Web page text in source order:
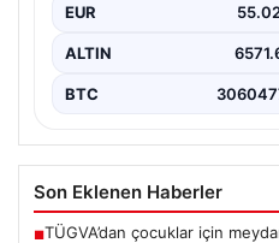
EUR
ALTIN
BTC
Son Eklenen Haberler
■TÜGVA’dan çocuklar için